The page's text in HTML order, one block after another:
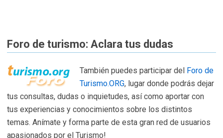
Foro de turismo: Aclara tus dudas
También puedes participar del Foro de
Turismo.ORG, lugar donde podrás dejar
tus consultas, dudas o inquietudes, así como aportar con
tus experiencias y conocimientos sobre los distintos
temas. Anímate y forma parte de esta gran red de usuarios
apasionados por el Turismo!